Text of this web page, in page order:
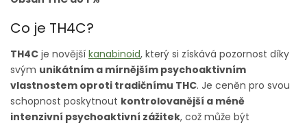
Co je TH4C?
TH4C je novější kanabinoid, který si získává pozornost díky
svým unikátním a mírnějším psychoaktivním
vlastnostem oproti tradičnímu THC. Je ceněn pro svou
schopnost poskytnout kontrolovanější a méně
intenzivní psychoaktivní zážitek, což může být